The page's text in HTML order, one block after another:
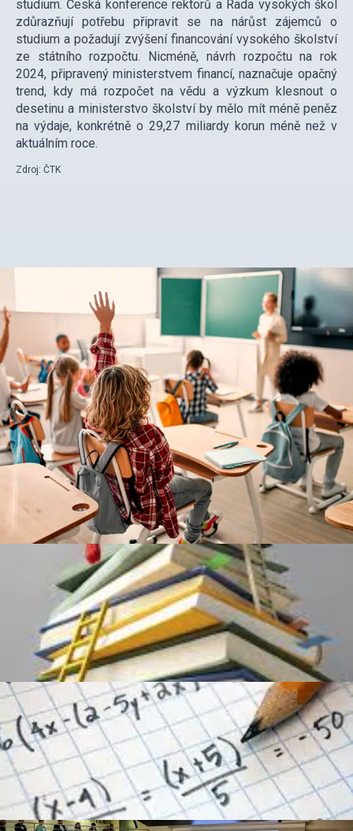
studium. Česká konference rektorů a Rada vysokých škol
zdůrazňují potřebu připravit se na nárůst zájemců o
studium a požadují zvýšení financování vysokého školství
ze státního rozpočtu. Nicméně, návrh rozpočtu na rok
2024, připravený ministerstvem financí, naznačuje opačný
trend, kdy má rozpočet na vědu a výzkum klesnout o
desetinu a ministerstvo školství by mělo mít méně peněz
na výdaje, konkrétně o 29,27 miliardy korun méně než v
aktuálním roce.
Zdroj: ČTK